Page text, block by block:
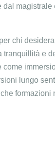
magistrale
chi
tranquillità e
lungo
formazioni